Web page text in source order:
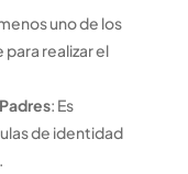
uno de los
realizar el
: Es
de identidad